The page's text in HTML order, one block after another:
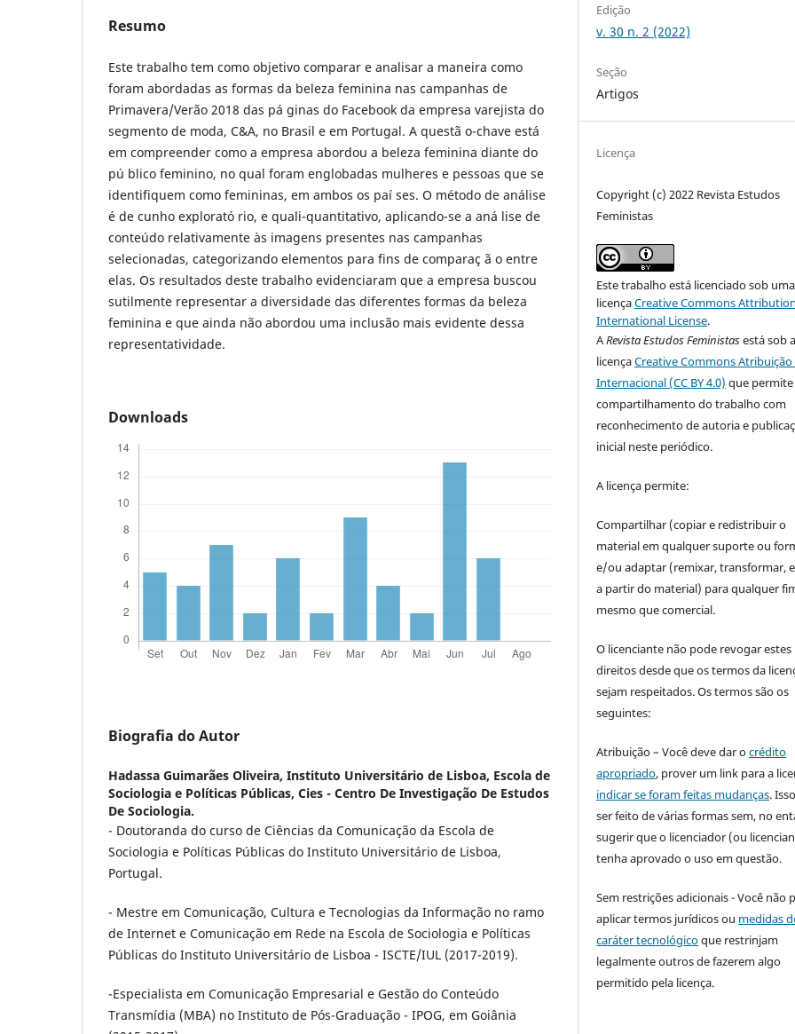
Resumo
Este trabalho tem como objetivo comparar e analisar a maneira como
foram abordadas as formas da beleza feminina nas campanhas de
Primavera/Verão 2018 das pá ginas do Facebook da empresa varejista do
segmento de moda, C&A, no Brasil e em Portugal. A questã o-chave está
em compreender como a empresa abordou a beleza feminina diante do
pú blico feminino, no qual foram englobadas mulheres e pessoas que se
identifiquem como femininas, em ambos os paí ses. O método de análise
é de cunho explorató rio, e quali-quantitativo, aplicando-se a aná lise de
conteúdo relativamente às imagens presentes nas campanhas
selecionadas, categorizando elementos para fins de comparaç ã o entre
elas. Os resultados deste trabalho evidenciaram que a empresa buscou
sutilmente representar a diversidade das diferentes formas da beleza
feminina e que ainda não abordou uma inclusão mais evidente dessa
representatividade.
Downloads
Biografia do Autor
Hadassa Guimarães Oliveira, Instituto Universitário de Lisboa, Escola de
Sociologia e Políticas Públicas, Cies - Centro De Investigação De Estudos
De Sociologia.
- Doutoranda do curso de Ciências da Comunicação da Escola de
Sociologia e Políticas Públicas do Instituto Universitário de Lisboa,
Portugal.
- Mestre em Comunicação, Cultura e Tecnologias da Informação no ramo
de Internet e Comunicação em Rede na Escola de Sociologia e Políticas
Públicas do Instituto Universitário de Lisboa - ISCTE/IUL (2017-2019).
-Especialista em Comunicação Empresarial e Gestão do Conteúdo
Transmídia (MBA) no Instituto de Pós-Graduação - IPOG, em Goiânia
Edição
v. 30 n. 2 (2022)
Seção
Artigos
Licença
Copyright (c) 2022 Revista Estudos
Feministas
Este trabalho está licenciado sob uma
licençaCreative Commons
International License.
ARevista Estudos Feministasestá sob a
licençaCreative Commons Atribuição
Internacional (CC BY 4.0) que
compartilhamento do trabalho com
reconhecimento de autoria e
inicial neste periódico.
A licença permite:
Compartilhar (copiar e redistribuir o
material em qualquer suporte ou
e/ou adaptar (remixar, transformar,
a partir do material) para qualquer
mesmo que comercial.
O licenciante não pode revogar estes
direitos desde que os termos da
sejam respeitados. Os termos são os
seguintes:
Atribuição – Você deve dar ocrédito
apropriado, prover um link para a
indicar se foram feitas mudanças.
ser feito de várias formas sem, no
sugerir que o licenciador (ou
tenha aprovado o uso em questão.
Sem restrições adicionais - Você não
aplicar termos jurídicos ou medidas
caráter tecnológicoque restrinjam
legalmente outros de fazerem algo
permitido pela licença.